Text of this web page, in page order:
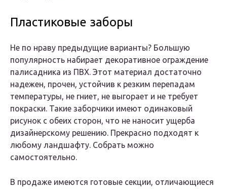
Пластиковые заборы
Не по нраву предыдущие варианты? Большую
популярность набирает декоративное ограждение
палисадника из ПВХ. Этот материал достаточно
надежен, прочен, устойчив к резким перепадам
температуры, не гниет, не выгорает и не требует
покраски. Такие заборчики имеют одинаковый
рисунок с обеих сторон, что не наносит ущерба
дизайнерскому решению. Прекрасно подходят к
любому ландшафту. Собрать можно
самостоятельно.
В продаже имеются готовые секции, отличающиеся